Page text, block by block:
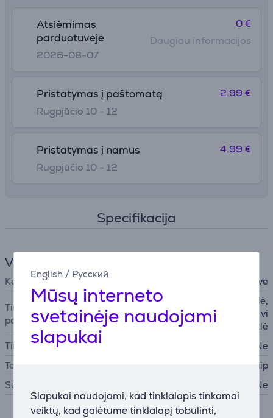
English / Русский
Mūsų interneto
svetainėje naudojami
slapukai
Slapukai naudojami, kad tinklalapis tinkamai
veiktų, kad galėtume tinklalapį tobulinti,
Atsiėmimas
parduotuvėje
2026-08-07
0 €
Daugiau informacijos
Pristatymas į paštomatą
Rugpjūčio 10 - 12
2.99 €
Pristatymas į namus
Rugpjūčio 10 - 12
4.99 €
Specifikacija
Virtuvės reikmenys
Keptuvės tipas Keptuvė
Tinkami valgio gaminimo
paviršiai
Dujinė viryklė, Ketaus viryklė,
Keraminė viryklė, Indukcinė vi
ryklė
Tinka plauti indaplovėje
Ne
Temperatūros indikatorius
Taip
Su dangčiu
Ne